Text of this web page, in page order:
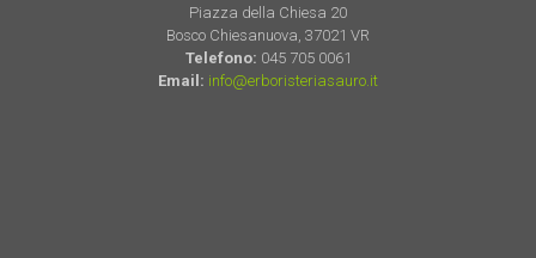
Piazza della Chiesa 20
Bosco Chiesanuova, 37021 VR
Telefono: 045 705 0061
Email: info@erboristeriasauro.it